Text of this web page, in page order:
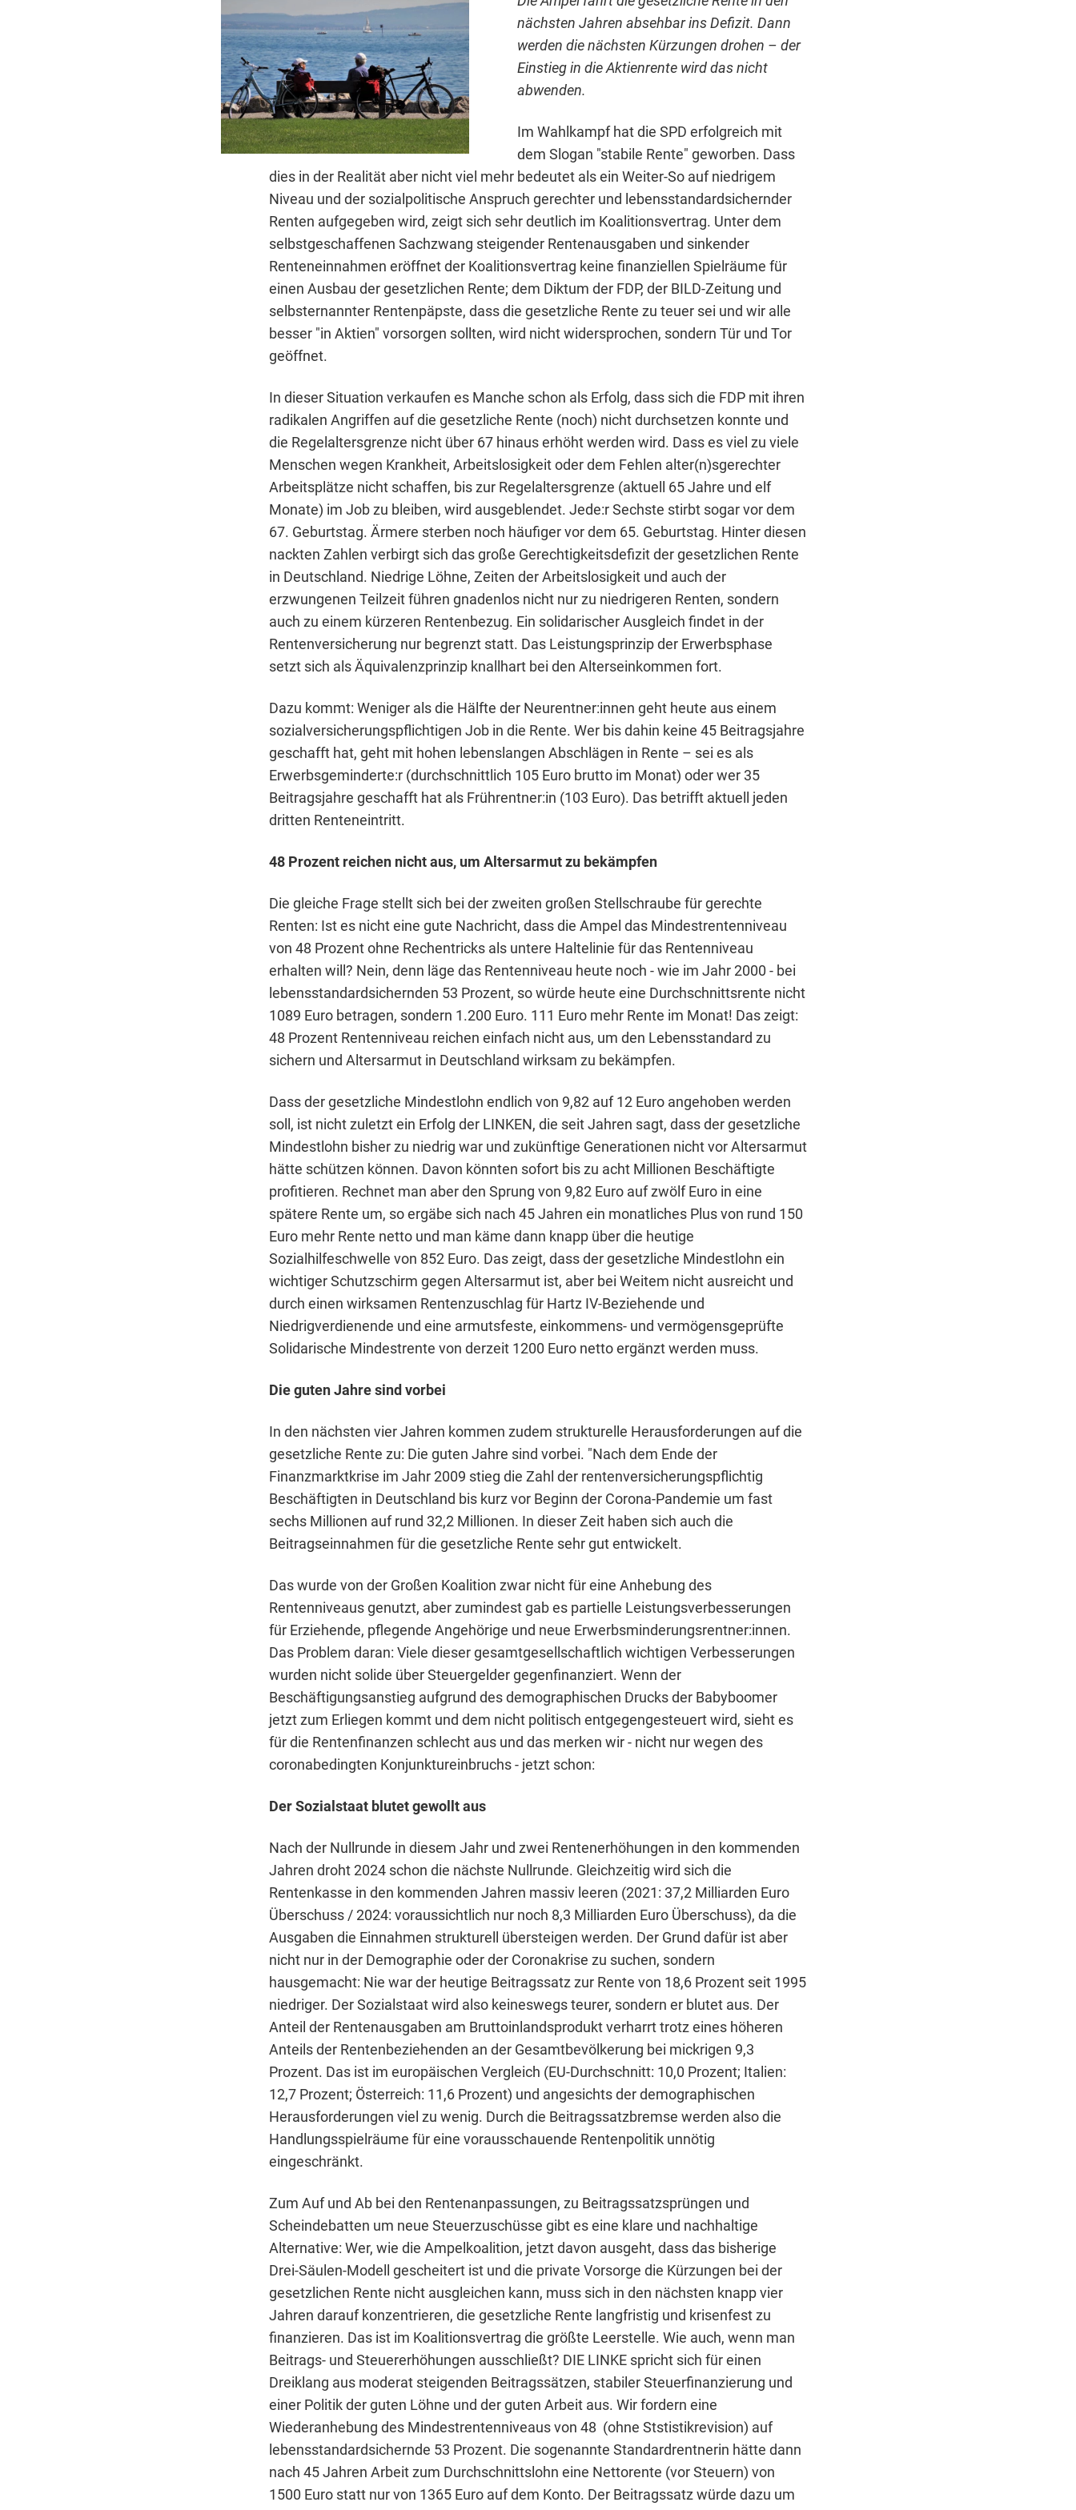
nächsten Jahren absehbar ins Defizit. Dann
werden die nächsten Kürzungen drohen – der
Einstieg in die Aktienrente wird das nicht
abwenden.
Im Wahlkampf hat die SPD erfolgreich mit
dem Slogan "stabile Rente" geworben. Dass
dies in der Realität aber nicht viel mehr bedeutet als ein Weiter-So auf niedrigem
Niveau und der sozialpolitische Anspruch gerechter und lebensstandardsichernder
Renten aufgegeben wird, zeigt sich sehr deutlich im Koalitionsvertrag. Unter dem
selbstgeschaffenen Sachzwang steigender Rentenausgaben und sinkender
Renteneinnahmen eröffnet der Koalitionsvertrag keine finanziellen Spielräume für
einen Ausbau der gesetzlichen Rente; dem Diktum der FDP, der BILD-Zeitung und
selbsternannter Rentenpäpste, dass die gesetzliche Rente zu teuer sei und wir alle
besser "in Aktien" vorsorgen sollten, wird nicht widersprochen, sondern Tür und Tor
geöffnet.
In dieser Situation verkaufen es Manche schon als Erfolg, dass sich die FDP mit ihren
radikalen Angriffen auf die gesetzliche Rente (noch) nicht durchsetzen konnte und
die Regelaltersgrenze nicht über 67 hinaus erhöht werden wird. Dass es viel zu viele
Menschen wegen Krankheit, Arbeitslosigkeit oder dem Fehlen alter(n)sgerechter
Arbeitsplätze nicht schaffen, bis zur Regelaltersgrenze (aktuell 65 Jahre und elf
Monate) im Job zu bleiben, wird ausgeblendet. Jede:r Sechste stirbt sogar vor dem
67. Geburtstag. Ärmere sterben noch häufiger vor dem 65. Geburtstag. Hinter diesen
nackten Zahlen verbirgt sich das große Gerechtigkeitsdefizit der gesetzlichen Rente
in Deutschland. Niedrige Löhne, Zeiten der Arbeitslosigkeit und auch der
erzwungenen Teilzeit führen gnadenlos nicht nur zu niedrigeren Renten, sondern
auch zu einem kürzeren Rentenbezug. Ein solidarischer Ausgleich findet in der
Rentenversicherung nur begrenzt statt. Das Leistungsprinzip der Erwerbsphase
setzt sich als Äquivalenzprinzip knallhart bei den Alterseinkommen fort.
Dazu kommt: Weniger als die Hälfte der Neurentner:innen geht heute aus einem
sozialversicherungspflichtigen Job in die Rente. Wer bis dahin keine 45 Beitragsjahre
geschafft hat, geht mit hohen lebenslangen Abschlägen in Rente – sei es als
Erwerbsgeminderte:r (durchschnittlich 105 Euro brutto im Monat) oder wer 35
Beitragsjahre geschafft hat als Frührentner:in (103 Euro). Das betrifft aktuell jeden
dritten Renteneintritt.
48 Prozent reichen nicht aus, um Altersarmut zu bekämpfen
Die gleiche Frage stellt sich bei der zweiten großen Stellschraube für gerechte
Renten: Ist es nicht eine gute Nachricht, dass die Ampel das Mindestrentenniveau
von 48 Prozent ohne Rechentricks als untere Haltelinie für das Rentenniveau
erhalten will? Nein, denn läge das Rentenniveau heute noch - wie im Jahr 2000 - bei
lebensstandardsichernden 53 Prozent, so würde heute eine Durchschnittsrente nicht
1089 Euro betragen, sondern 1.200 Euro. 111 Euro mehr Rente im Monat! Das zeigt:
48 Prozent Rentenniveau reichen einfach nicht aus, um den Lebensstandard zu
sichern und Altersarmut in Deutschland wirksam zu bekämpfen.
Dass der gesetzliche Mindestlohn endlich von 9,82 auf 12 Euro angehoben werden
soll, ist nicht zuletzt ein Erfolg der LINKEN, die seit Jahren sagt, dass der gesetzliche
Mindestlohn bisher zu niedrig war und zukünftige Generationen nicht vor Altersarmut
hätte schützen können. Davon könnten sofort bis zu acht Millionen Beschäftigte
profitieren. Rechnet man aber den Sprung von 9,82 Euro auf zwölf Euro in eine
spätere Rente um, so ergäbe sich nach 45 Jahren ein monatliches Plus von rund 150
Euro mehr Rente netto und man käme dann knapp über die heutige
Sozialhilfeschwelle von 852 Euro. Das zeigt, dass der gesetzliche Mindestlohn ein
wichtiger Schutzschirm gegen Altersarmut ist, aber bei Weitem nicht ausreicht und
durch einen wirksamen Rentenzuschlag für Hartz IV-Beziehende und
Niedrigverdienende und eine armutsfeste, einkommens- und vermögensgeprüfte
Solidarische Mindestrente von derzeit 1200 Euro netto ergänzt werden muss.
Die guten Jahre sind vorbei
In den nächsten vier Jahren kommen zudem strukturelle Herausforderungen auf die
gesetzliche Rente zu: Die guten Jahre sind vorbei. "Nach dem Ende der
Finanzmarktkrise im Jahr 2009 stieg die Zahl der rentenversicherungspflichtig
Beschäftigten in Deutschland bis kurz vor Beginn der Corona-Pandemie um fast
sechs Millionen auf rund 32,2 Millionen. In dieser Zeit haben sich auch die
Beitragseinnahmen für die gesetzliche Rente sehr gut entwickelt.
Das wurde von der Großen Koalition zwar nicht für eine Anhebung des
Rentenniveaus genutzt, aber zumindest gab es partielle Leistungsverbesserungen
für Erziehende, pflegende Angehörige und neue Erwerbsminderungsrentner:innen.
Das Problem daran: Viele dieser gesamtgesellschaftlich wichtigen Verbesserungen
wurden nicht solide über Steuergelder gegenfinanziert. Wenn der
Beschäftigungsanstieg aufgrund des demographischen Drucks der Babyboomer
jetzt zum Erliegen kommt und dem nicht politisch entgegengesteuert wird, sieht es
für die Rentenfinanzen schlecht aus und das merken wir - nicht nur wegen des
coronabedingten Konjunktureinbruchs - jetzt schon:
Der Sozialstaat blutet gewollt aus
Nach der Nullrunde in diesem Jahr und zwei Rentenerhöhungen in den kommenden
Jahren droht 2024 schon die nächste Nullrunde. Gleichzeitig wird sich die
Rentenkasse in den kommenden Jahren massiv leeren (2021: 37,2 Milliarden Euro
Überschuss / 2024: voraussichtlich nur noch 8,3 Milliarden Euro Überschuss), da die
Ausgaben die Einnahmen strukturell übersteigen werden. Der Grund dafür ist aber
nicht nur in der Demographie oder der Coronakrise zu suchen, sondern
hausgemacht: Nie war der heutige Beitragssatz zur Rente von 18,6 Prozent seit 1995
niedriger. Der Sozialstaat wird also keineswegs teurer, sondern er blutet aus. Der
Anteil der Rentenausgaben am Bruttoinlandsprodukt verharrt trotz eines höheren
Anteils der Rentenbeziehenden an der Gesamtbevölkerung bei mickrigen 9,3
Prozent. Das ist im europäischen Vergleich (EU-Durchschnitt: 10,0 Prozent; Italien:
12,7 Prozent; Österreich: 11,6 Prozent) und angesichts der demographischen
Herausforderungen viel zu wenig. Durch die Beitragssatzbremse werden also die
Handlungsspielräume für eine vorausschauende Rentenpolitik unnötig
eingeschränkt.
Zum Auf und Ab bei den Rentenanpassungen, zu Beitragssatzsprüngen und
Scheindebatten um neue Steuerzuschüsse gibt es eine klare und nachhaltige
Alternative: Wer, wie die Ampelkoalition, jetzt davon ausgeht, dass das bisherige
Drei-Säulen-Modell gescheitert ist und die private Vorsorge die Kürzungen bei der
gesetzlichen Rente nicht ausgleichen kann, muss sich in den nächsten knapp vier
Jahren darauf konzentrieren, die gesetzliche Rente langfristig und krisenfest zu
finanzieren. Das ist im Koalitionsvertrag die größte Leerstelle. Wie auch, wenn man
Beitrags- und Steuererhöhungen ausschließt? DIE LINKE spricht sich für einen
Dreiklang aus moderat steigenden Beitragssätzen, stabiler Steuerfinanzierung und
einer Politik der guten Löhne und der guten Arbeit aus. Wir fordern eine
Wiederanhebung des Mindestrentenniveaus von 48 (ohne Ststistikrevision) auf
lebensstandardsichernde 53 Prozent. Die sogenannte Standardrentnerin hätte dann
nach 45 Jahren Arbeit zum Durchschnittslohn eine Nettorente (vor Steuern) von
1500 Euro statt nur von 1365 Euro auf dem Konto. Der Beitragssatz würde dazu um